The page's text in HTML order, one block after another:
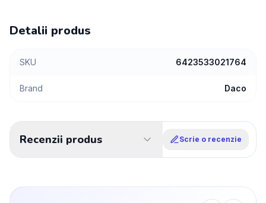
Detalii produs
SKU 6423533021764
Brand Daco
Recenzii produs Scrie o recenzie